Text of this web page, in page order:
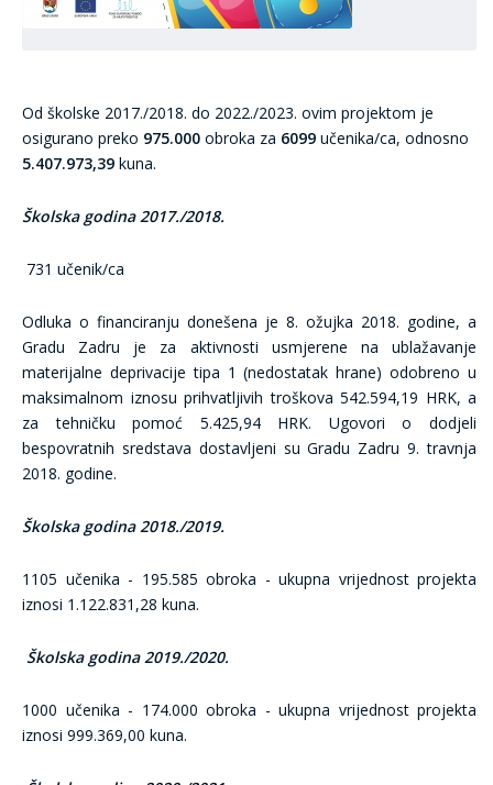
Od školske 2017./2018. do 2022./2023. ovim projektom je
osigurano preko 975.000 obroka za 6099 učenika/ca, odnosno
5.407.973,39 kuna.
Školska godina 2017./2018.
731 učenik/ca
Odluka o financiranju donešena je 8. ožujka 2018. godine, a
Gradu Zadru je za aktivnosti usmjerene na ublažavanje
materijalne deprivacije tipa 1 (nedostatak hrane) odobreno u
maksimalnom iznosu prihvatljivih troškova 542.594,19 HRK, a
za tehničku pomoć 5.425,94 HRK. Ugovori o dodjeli
bespovratnih sredstava dostavljeni su Gradu Zadru 9. travnja
2018. godine.
Školska godina 2018./2019.
1105 učenika - 195.585 obroka - ukupna vrijednost projekta
iznosi 1.122.831,28 kuna.
Školska godina 2019./2020.
1000 učenika - 174.000 obroka - ukupna vrijednost projekta
iznosi 999.369,00 kuna.